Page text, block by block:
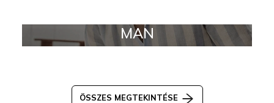
MAN
ÖSSZES MEGTEKINTÉSE